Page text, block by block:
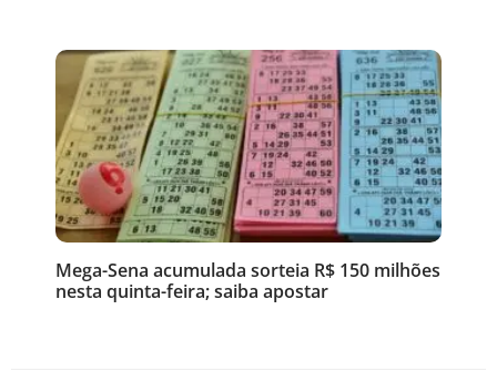
Mega-Sena acumulada sorteia R$ 150 milhões
nesta quinta-feira; saiba apostar